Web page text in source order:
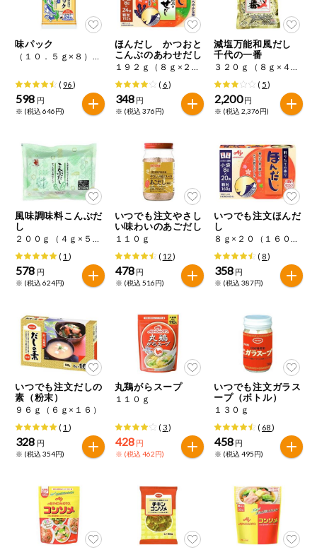
味パック
（１０．５ｇ×８）×３
( 96)
598 円
※ (税込 646円)
ほんだし かつおと
こんぶのあわせだし
１９２ｇ（８ｇ×２４）
( 6)
348 円
※ (税込 376円)
減塩万能和風だし
千代の一番
３２０ｇ（８ｇ×４０）
( 5)
2,200 円
※ (税込 2,376円)
風味調味料こんぶだ
し
２００ｇ（４ｇ×５０）
( 1 )
578 円
※ (税込 624円)
いつでも注文やさし
い味わいのあごだし
１１０ｇ
( 12)
478 円
※ (税込 516円)
いつでも注文ほんだ
し
８ｇ×２０（１６０ｇ）
( 8)
358 円
※ (税込 387円)
いつでも注文だしの
素（粉末）
９６ｇ（６ｇ×１６）
( 1 )
328 円
※ (税込 354円)
丸鶏がらスープ
１１０ｇ
( 3)
428 円
※ (税込 462円)
いつでも注文ガラス
ープ（ボトル）
１３０ｇ
( 68)
458 円
※ (税込 495円)